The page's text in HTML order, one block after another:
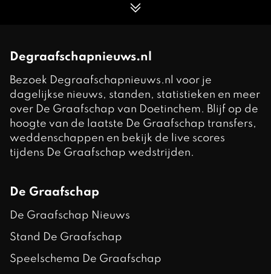
Degraafschapnieuws.nl
Bezoek Degraafschapnieuws.nl voor je
dagelijkse nieuws, standen, statistieken en meer
over De Graafschap van Doetinchem. Blijf op de
hoogte van de laatste De Graafschap transfers,
weddenschappen en bekijk de live scores
tijdens De Graafschap wedstrijden.
De Graafschap
De Graafschap Nieuws
Stand De Graafschap
Speelschema De Graafschap